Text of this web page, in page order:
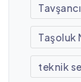
Taşoluk
teknik